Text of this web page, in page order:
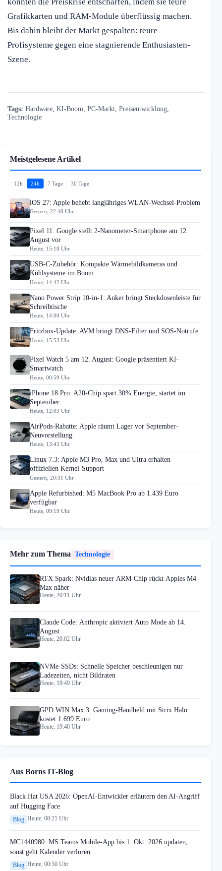
Grafikkarten und RAM-Module überflüssig machen.
Bis dahin bleibt der Markt gespalten: teure
Profisysteme gegen eine stagnierende Enthusiasten-
Szene.
Tags: Hardware KI-Boom PC-Markt Preisentwicklung
Technologie
Meistgelesene Artikel
12h 24h 7 Tage 30 Tage
iOS 27: Apple behebt langjähriges WLAN-Wechsel-Problem
Gestern, 22:48 Uhr
Pixel 11: Google stellt 2-Nanometer-Smartphone am 12.
August vor
Heute, 15:18 Uhr
USB-C-Zubehör: Kompakte Wärmebildkameras und
Kühlsysteme im Boom
Heute, 14:42 Uhr
Nano Power Strip 10-in-1: Anker bringt Steckdosenleiste für
Schreibtische
Heute, 14:00 Uhr
Fritzbox-Update: AVM bringt DNS-Filter und SOS-Notrufe
Heute, 15:53 Uhr
Pixel Watch 5 am 12. August: Google präsentiert KI-
Smartwatch
Heute, 00:59 Uhr
iPhone 18 Pro: A20-Chip spart 30% Energie, startet im
September
Heute, 12:03 Uhr
AirPods-Rabatte: Apple räumt Lager vor September-
Neuvorstellung
Heute, 13:43 Uhr
Linux 7.3: Apple M3 Pro, Max und Ultra erhalten
offiziellen Kernel-Support
Gestern, 20:31 Uhr
Apple Refurbished: M5 MacBook Pro ab 1.439 Euro
verfügbar
Heute, 09:19 Uhr
Mehr zum Thema Technologie
RTX Spark: Nvidias neuer ARM-Chip rückt Apples M4
Max näher
Heute, 20:11 Uhr
Claude Code: Anthropic aktiviert Auto Mode ab 14.
August
Heute, 20:02 Uhr
NVMe-SSDs: Schnelle Speicher beschleunigen nur
Ladezeiten, nicht Bildraten
Heute, 19:49 Uhr
GPD WIN Max 3: Gaming-Handheld mit Strix Halo
kostet 1.699 Euro
Heute, 19:40 Uhr
Aus Borns IT-Blog
Black Hat USA 2026: OpenAI-Entwickler erläutern den AI-Angriff
auf Hugging Face
Blog Heute, 08:21 Uhr
MC1440980: MS Teams Mobile-App bis 1. Okt. 2026 updaten,
sonst geht Kalender verloren
Blog Heute, 00:50 Uhr